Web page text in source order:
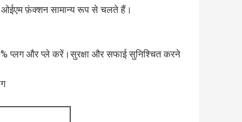
ओईएम फ़ंक्शन सामान्य रूप से चलते हैं।
प्लग और प्ले करें।सुरक्षा और सफाई सुनिश्चित करने